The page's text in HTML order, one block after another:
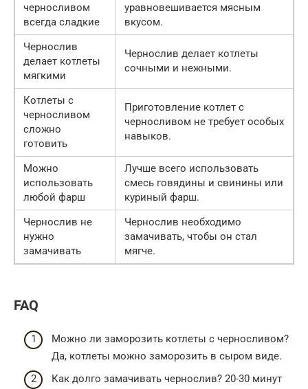
черносливом
всегда сладкие
уравновешивается мясным
вкусом.
Чернослив
делает котлеты
мягкими
Чернослив делает котлеты
сочными и нежными.
Котлеты с
черносливом
сложно
готовить
Приготовление котлет с
черносливом не требует особых
навыков.
Можно
использовать
любой фарш
Лучше всего использовать
смесь говядины и свинины или
куриный фарш.
Чернослив не
нужно
замачивать
Чернослив необходимо
замачивать, чтобы он стал
мягче.
FAQ
Можно ли заморозить котлеты с черносливом?
Да, котлеты можно заморозить в сыром виде.
Как долго замачивать чернослив? 20-30 минут